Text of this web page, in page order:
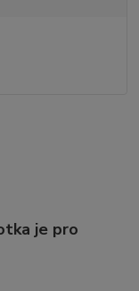
je pro